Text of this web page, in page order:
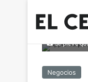
Se prevé
Negocios